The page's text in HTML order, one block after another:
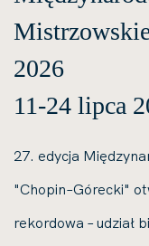
2026
11-24 lipca
27. edycja
"Chopin–Górecki"
rekordowa – udział